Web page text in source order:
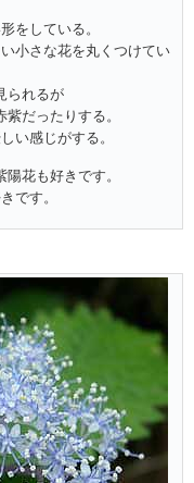
をしている。
小さな花を丸くつけてい
られるが
だったりする。
い感じがする。
花も好きです。
です。